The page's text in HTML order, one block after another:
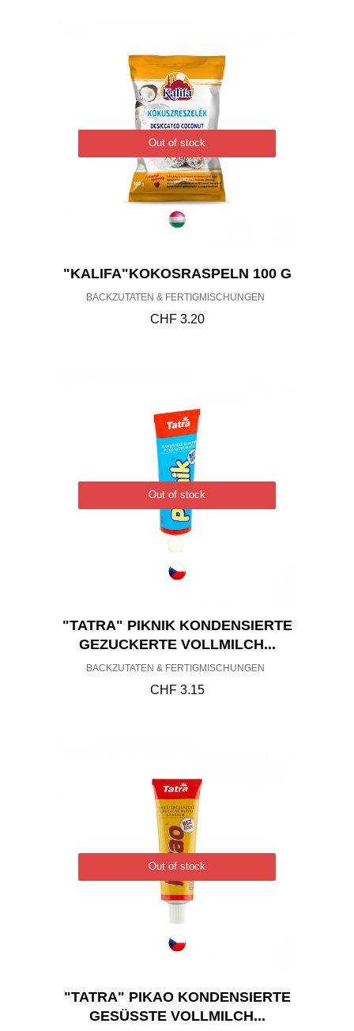
Out of stock
"KALIFA"KOKOSRASPELN 100 G
BACKZUTATEN & FERTIGMISCHUNGEN
CHF3.20
Out of stock
"TATRA" PIKNIK KONDENSIERTE
GEZUCKERTE VOLLMILCH...
BACKZUTATEN & FERTIGMISCHUNGEN
CHF3.15
Out of stock
"TATRA" PIKAO KONDENSIERTE
GESÜSSTE VOLLMILCH...